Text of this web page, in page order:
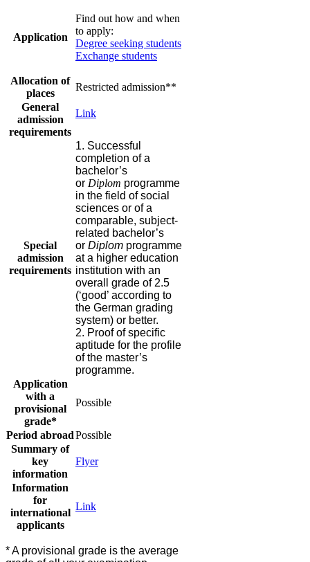
Application
Find out how and when
to apply:
Degree seeking students
Exchange students
Allocation of
places​​
​Restricted admission​​​**
General
admission
requirements
Link
Special
admission
requirements
1. Successful
completion of a
bachelor’s
or Diplom programme
in the field of social
sciences or of a
comparable, subject-
related bachelor’s
or Diplom programme
at a higher education
institution with an
overall grade of 2.5
(‘good’ according to
the German grading
system) or better.
2. Proof of specific
aptitude for the profile
of the master’s
programme​.
Application
with a
provisional
grade*
​Possible
​​Period abroadPossible
Summary of
key
information​
F​ly​e​r
Information
for
international
applicants​
Link​
* A provisional grade is the average